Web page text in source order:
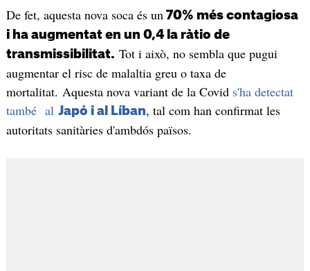
De fet, aquesta nova soca és un 70% més contagiosa
i ha augmentat en un 0,4 la ràtio de
transmissibilitat. Tot i això, no sembla que pugui
augmentar el risc de malaltia greu o taxa de
mortalitat. Aquesta nova variant de la Covid s'ha detectat
també al Japó i al Líban, tal com han confirmat les
autoritats sanitàries d'ambdós països.